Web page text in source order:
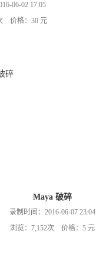
06-02 17:05
价格：30 元
Maya 破碎
录制时间：2016-06-07 23:04
浏览：7,152次 价格：5 元